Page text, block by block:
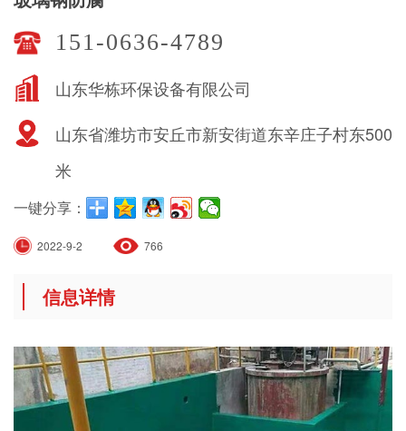
151-0636-4789
山东华栋环保设备有限公司
山东省潍坊市安丘市新安街道东辛庄子村东500
米
一键分享：
2022-9-2 766
信息详情